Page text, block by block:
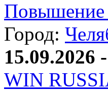
Повышение
Город:
15.09.2026
WIN